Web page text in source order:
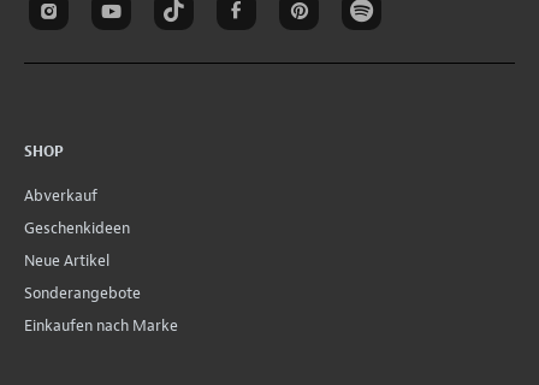
SHOP
Abverkauf
Geschenkideen
Neue Artikel
Sonderangebote
Einkaufen nach Marke